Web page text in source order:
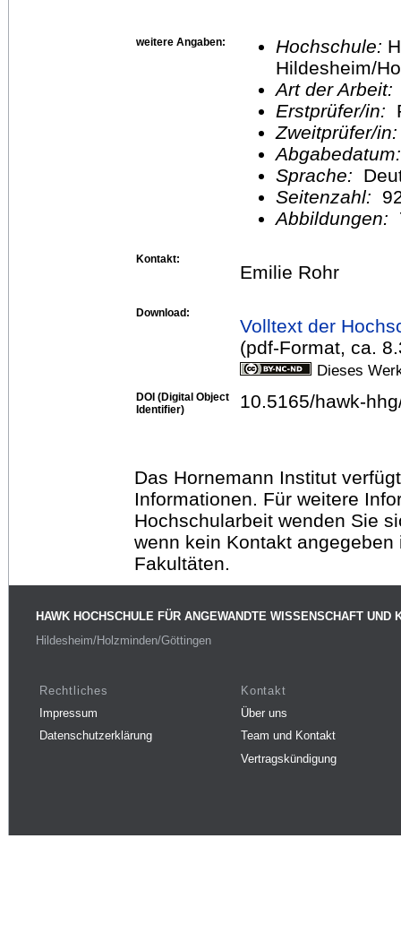
weitere Angaben: Hochschule:
Hildesheim/
Art der Arbeit:
Erstprüfer/in:
Zweitprüfer/
Sprache:
Seitenzahl:
Abbildungen:
Kontakt:
Emilie Rohr
Download:
Volltext der
(pdf-Format, ca.
Dieses
DOI (Digital Object
Identifier)
10.5165/hawk-
Das Hornemann Institut
Informationen. Für weitere
Hochschularbeit wenden Sie
wenn kein Kontakt
Fakultäten.
HAWK HOCHSCHULE FÜR ANGEWANDTE WISSENSCHAFT UND
Hildesheim/Holzminden/Göttingen
Rechtliches
Impressum
Datenschutzerklärung
Kontakt
Über uns
Team und Kontakt
Vertragskündigung